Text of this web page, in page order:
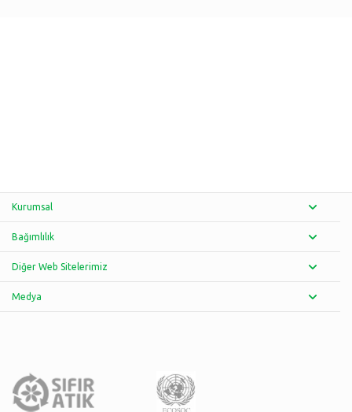
Kurumsal
Bağımlılık
Diğer Web Sitelerimiz
Medya